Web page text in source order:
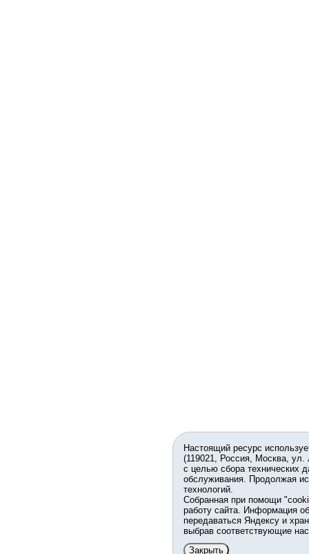
Настоящий ресурс
(119021, Россия, Москва,
с целью сбора технических
обслуживания. Продолжая
технологий.
Собранная при помощи
работу сайта. Информация
передаваться Яндексу и
выбрав соответствующие
Закрыть